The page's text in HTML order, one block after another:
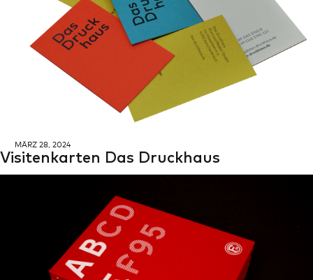
MÄRZ 28, 2024
Vi­si­ten­kar­ten Das Druck­haus